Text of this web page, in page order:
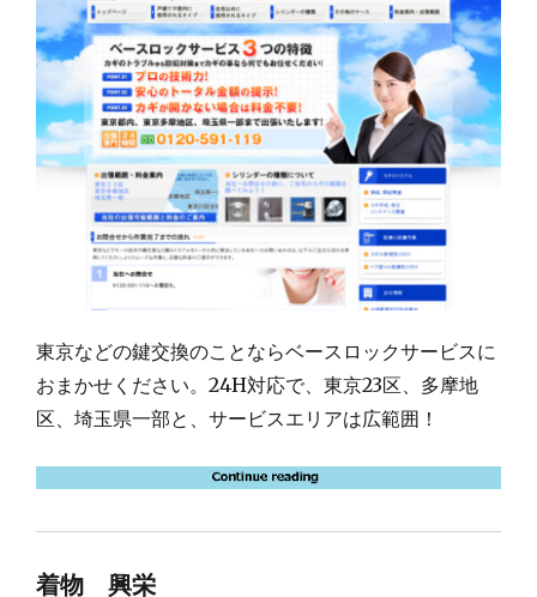
東京などの鍵交換のことならベースロックサービスに
おまかせください。24H対応で、東京23区、多摩地
区、埼玉県一部と、サービスエリアは広範囲！
着物 興栄